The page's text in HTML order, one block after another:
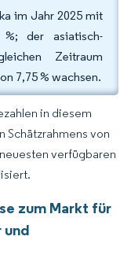
im Jahr 2025 mit
der asiatisch-
Zeitraum
7,75 % wachsen.
in diesem
von
verfügbaren
zum Markt für